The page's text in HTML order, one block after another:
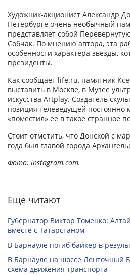
Художник-акционист Александр
Петербурге очень необычный
представляет собой
Собчак. По мнению автора, эта
особенности характера звезды,
президенты.
Как сообщает life.ru, памятник
выставить в Москве, в Музее
искусства Artplay. Создатель
позиция телеведущей постоянно
«поместил» ее в такое странное
Стоит отметить, что Донской с
года был главой города
Фото: instagram.com.
Еще читают
Губернатор Виктор Томенко:
вместе с Татарстаном
В Барнауле погиб байкер в
В Барнауле на шоссе Ленточный
схема движения транспорта